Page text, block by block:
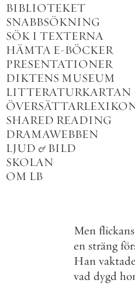
BIBLIOTEKET
SNABBSÖKNING
SÖK I TEXTERNA
HÄMTA E-BÖCKER
PRESENTATIONER
DIKTENS MUSEUM
LITTERATURKARTAN
SHARED READING
DRAMAWEBBEN
LJUD & BILD
SKOLAN
OM LB
Men flickans
en sträng
Han
vad dygd